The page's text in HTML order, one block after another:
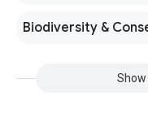
Biodiversity &